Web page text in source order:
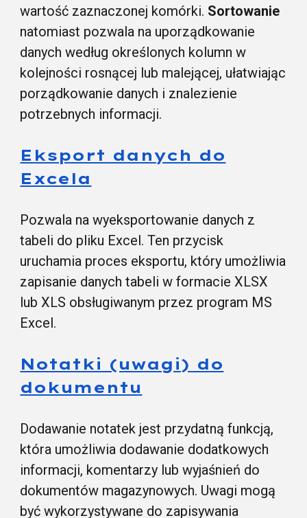
wartość zaznaczonej komórki. Sortowanie
natomiast pozwala na uporządkowanie
danych według określonych kolumn w
kolejności rosnącej lub malejącej, ułatwiając
porządkowanie danych i znalezienie
potrzebnych informacji.
Eksport danych do
Excela
Pozwala na wyeksportowanie danych z
tabeli do pliku Excel. Ten przycisk
uruchamia proces eksportu, który umożliwia
zapisanie danych tabeli w formacie XLSX
lub XLS obsługiwanym przez program MS
Excel.
Notatki (uwagi) do
dokumentu
Dodawanie notatek jest przydatną funkcją,
która umożliwia dodawanie dodatkowych
informacji, komentarzy lub wyjaśnień do
dokumentów magazynowych. Uwagi mogą
być wykorzystywane do zapisywania